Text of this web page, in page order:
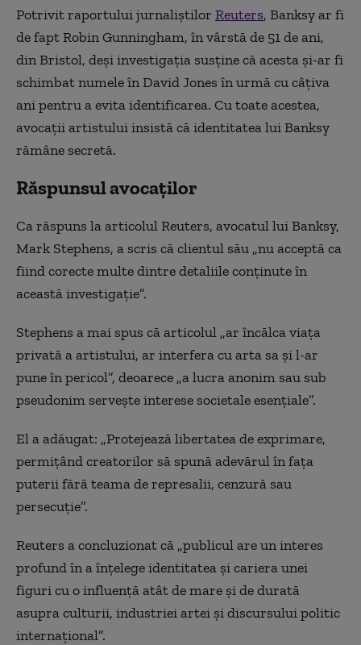
Potrivit raportului jurnaliștilor Reuters, Banksy ar fi
de fapt Robin Gunningham, în vârstă de 51 de ani,
din Bristol, deși investigația susține că acesta și-ar fi
schimbat numele în David Jones în urmă cu câțiva
ani pentru a evita identificarea. Cu toate acestea,
avocații artistului insistă că identitatea lui Banksy
rămâne secretă.
Răspunsul avocaților
Ca răspuns la articolul Reuters, avocatul lui Banksy,
Mark Stephens, a scris că clientul său „nu acceptă ca
fiind corecte multe dintre detaliile conținute în
această investigație”.
Stephens a mai spus că articolul „ar încălca viața
privată a artistului, ar interfera cu arta sa și l-ar
pune în pericol”, deoarece „a lucra anonim sau sub
pseudonim servește interese societale esențiale”.
El a adăugat: „Protejează libertatea de exprimare,
permițând creatorilor să spună adevărul în fața
puterii fără teama de represalii, cenzură sau
persecuție”.
Reuters a concluzionat că „publicul are un interes
profund în a înțelege identitatea și cariera unei
figuri cu o influență atât de mare și de durată
asupra culturii, industriei artei și discursului politic
internațional”.